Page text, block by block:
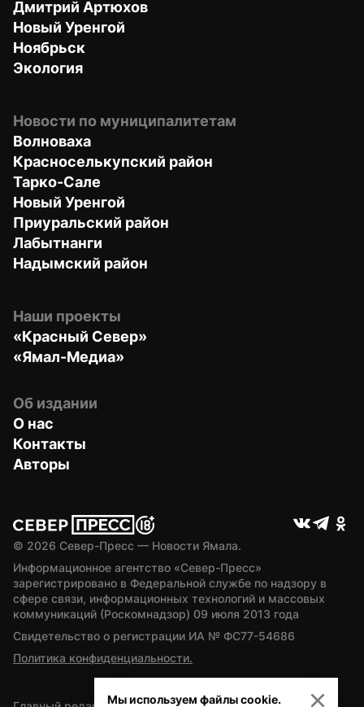
Дмитрий Артюхов
Новый Уренгой
Ноябрьск
Экология
Новости по муниципалитетам
Волноваха
Красноселькупский район
Тарко-Сале
Новый Уренгой
Приуральский район
Лабытнанги
Надымский район
Наши проекты
«Красный Север»
«Ямал-Медиа»
Об издании
О нас
Контакты
Авторы
© 2026 Север-Пресс — Новости Ямала.
Информационное агентство «Север-Пресс»
зарегистрировано в Федеральной службе по надзору в
сфере связи, информационных технологий и массовых
коммуникаций (Роскомнадзор) 09 июля 2013 года
Свидетельство о регистрации ИА № ФС77-54686
Политика конфиденциальности.
Мы используем файлы cookie.